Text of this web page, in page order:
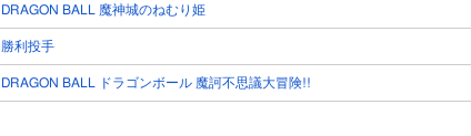
DRAGON BALL 魔神城のねむり姫
勝利投手
DRAGON BALL ドラゴンボール 魔訶不思議大冒険!!